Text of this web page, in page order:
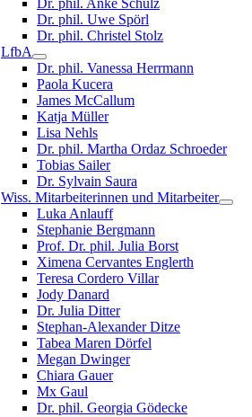
Dr. phil. Uwe Spörl
Dr. phil. Christel Stolz
LfbA
Dr. phil. Vanessa Herrmann
Paola Kucera
James McCallum
Katja Müller
Lisa Nehls
Dr. phil. Martha Ordaz Schroeder
Tobias Sailer
Dr. Sylvain Saura
Wiss. Mitarbeiterinnen und Mitarbeiter
Luka Anlauff
Stephanie Bergmann
Prof. Dr. phil. Julia Borst
Ximena Cervantes Englerth
Teresa Cordero Villar
Jody Danard
Dr. Julia Ditter
Stephan-Alexander Ditze
Tabea Maren Dörfel
Megan Dwinger
Chiara Gauer
Mx Gaul
Dr. phil. Georgia Gödecke